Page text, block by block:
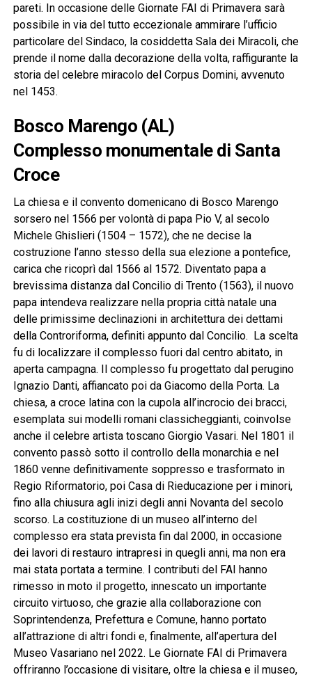
pareti. In occasione delle Giornate FAI di Primavera sarà
possibile in via del tutto eccezionale ammirare l’ufficio
particolare del Sindaco, la cosiddetta Sala dei Miracoli, che
prende il nome dalla decorazione della volta, raffigurante la
storia del celebre miracolo del Corpus Domini, avvenuto
nel 1453.
Bosco Marengo (AL)
Complesso monumentale di Santa
Croce
La chiesa e il convento domenicano di Bosco Marengo
sorsero nel 1566 per volontà di papa Pio V, al secolo
Michele Ghislieri (1504 – 1572), che ne decise la
costruzione l’anno stesso della sua elezione a pontefice,
carica che ricoprì dal 1566 al 1572. Diventato papa a
brevissima distanza dal Concilio di Trento (1563), il nuovo
papa intendeva realizzare nella propria città natale una
delle primissime declinazioni in architettura dei dettami
della Controriforma, definiti appunto dal Concilio. La scelta
fu di localizzare il complesso fuori dal centro abitato, in
aperta campagna. Il complesso fu progettato dal perugino
Ignazio Danti, affiancato poi da Giacomo della Porta. La
chiesa, a croce latina con la cupola all’incrocio dei bracci,
esemplata sui modelli romani classicheggianti, coinvolse
anche il celebre artista toscano Giorgio Vasari. Nel 1801 il
convento passò sotto il controllo della monarchia e nel
1860 venne definitivamente soppresso e trasformato in
Regio Riformatorio, poi Casa di Rieducazione per i minori,
fino alla chiusura agli inizi degli anni Novanta del secolo
scorso. La costituzione di un museo all’interno del
complesso era stata prevista fin dal 2000, in occasione
dei lavori di restauro intrapresi in quegli anni, ma non era
mai stata portata a termine. I contributi del FAI hanno
rimesso in moto il progetto, innescato un importante
circuito virtuoso, che grazie alla collaborazione con
Soprintendenza, Prefettura e Comune, hanno portato
all’attrazione di altri fondi e, finalmente, all’apertura del
Museo Vasariano nel 2022. Le Giornate FAI di Primavera
offriranno l’occasione di visitare, oltre la chiesa e il museo,